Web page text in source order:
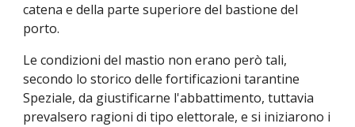
catena e della parte superiore del bastione del
porto.
Le condizioni del mastio non erano però tali,
secondo lo storico delle fortificazioni tarantine
Speziale, da giustificarne l'abbattimento, tuttavia
prevalsero ragioni di tipo elettorale, e si iniziarono i